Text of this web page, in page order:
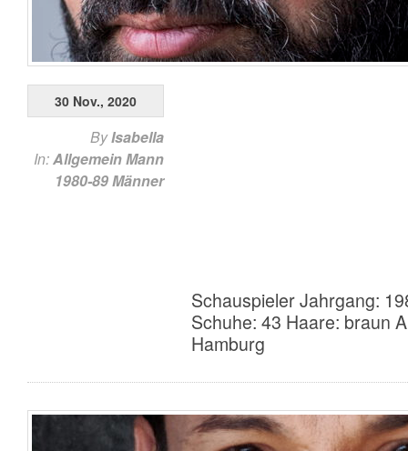
Schauspieler Jahrgang:
Schuhe: 43 Haare: braun
Hamburg
30 Nov., 2020
ByIsabella
In:AllgemeinMann
1980-89Männer